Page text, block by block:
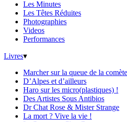
Les Minutes
Les Têtes Réduites
Photographies
Videos
Performances
Livres▾
Marcher sur la queue de la comète
D’Alpes et d’ailleurs
Haro sur les micro(plastiques) !
Des Artistes Sous Antibios
Dr Chat Rose & Mister Strange
La mort ? Vive la vie !